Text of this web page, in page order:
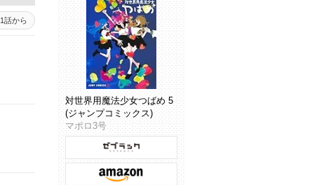
1話から
対世界用魔法少女つばめ 5
(ジャンプコミックス)
マポロ3号